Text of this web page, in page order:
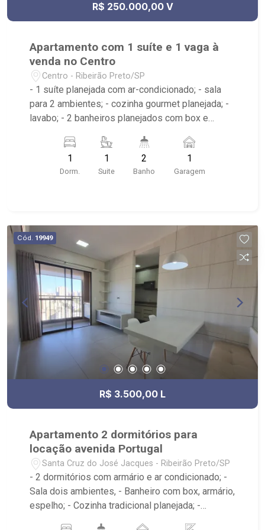
R$ 250.000,00 V
Apartamento com 1 suíte e 1 vaga à
venda no Centro
Centro - Ribeirão Preto/SP
- 1 suíte planejada com ar-condicionado; - sala
para 2 ambientes; - cozinha gourmet planejada; -
lavabo; - 2 banheiros planejados com box e
Museu Casa da Memória Italiana, Droga Raia,
Caixa Econômica Federal; - condomínio com
elevador e portaria 24h;
1
Dorm.
1
Suite
2
Banho
1
Garagem
Cód. 19949
R$ 3.500,00 L
Apartamento 2 dormitórios para
locação avenida Portugal
Santa Cruz do José Jacques - Ribeirão Preto/SP
- 2 dormitórios com armário e ar condicionado; -
Sala dois ambientes, - Banheiro com box, armário,
espelho; - Cozinha tradicional planejada; -